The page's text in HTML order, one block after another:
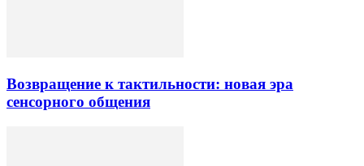
Возвращение к тактильности: новая эра
сенсорного общения